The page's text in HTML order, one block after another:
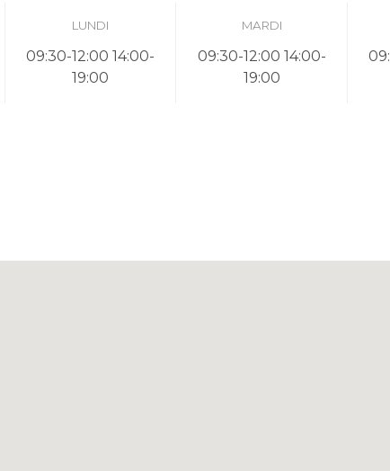
LUNDI
09:30-12:00 14:00-
19:00
MARDI
09:30-12:00 14:00-
19:00